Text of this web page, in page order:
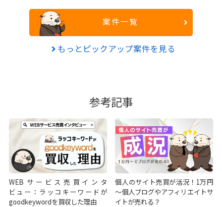
案件一覧
もっとピックアップ案件を見る
参考記事
WEBサービス売買インタ
ビュー：ラッコキーワードが
goodkeywordを買収した理由
個人のサイト売買が活況！1万円
～個人ブログやアフィリエイトサ
イトが売れる？